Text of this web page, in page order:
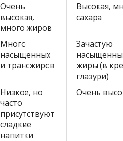
Очень
высокая,
много жиров
Высокая,
сахара
Много
насыщенных
и трансжиров
Зачастую
жиры (в
глазури)
Низкое, но
часто
присутствуют
сладкие
напитки
Очень